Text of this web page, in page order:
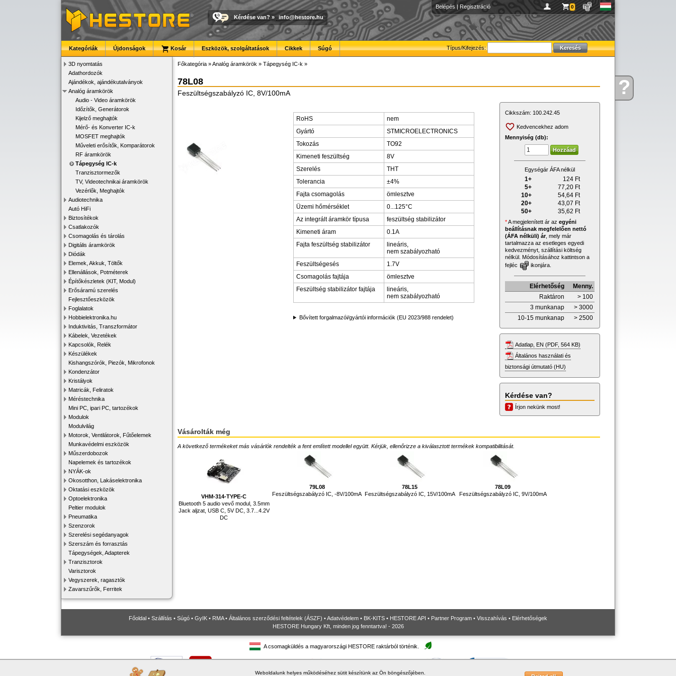
Kérdése?
Belépés | Regisztráció 0
Kérdése van? » info@hestore.hu
Típus/Kifejezés:
Kategóriák Újdonságok Kosár Eszközök, szolgáltatások Cikkek Súgó
3D nyomtatás
Adathordozók
Ajándékok, ajándékutalványok
Analóg áramkörök
Audio - Video áramkörök
Időzítők, Generátorok
Kijelző meghajtók
Mérő- és Konverter IC-k
MOSFET meghajtók
Műveleti erősítők, Komparátorok
RF áramkörök
Tápegység IC-k
Tranzisztormezők
TV, Videotechnikai áramkörök
Vezérlők, Meghajtók
Audiotechnika
Autó HiFi
Biztosítékok
Csatlakozók
Csomagolás és tárolás
Digitális áramkörök
Diódák
Elemek, Akkuk, Töltők
Ellenállások, Potméterek
Építőkészletek (KIT, Modul)
Erősáramú szerelés
Fejlesztőeszközök
Foglalatok
Hobbielektronika.hu
Induktivitás, Transzformátor
Kábelek, Vezetékek
Kapcsolók, Relék
Készülékek
Kishangszórók, Piezók, Mikrofonok
Kondenzátor
Kristályok
Matricák, Feliratok
Méréstechnika
Mini PC, ipari PC, tartozékok
Modulok
Modulvilág
Motorok, Ventilátorok, Fűtőelemek
Munkavédelmi eszközök
Műszerdobozok
Napelemek és tartozékok
NYÁK-ok
Okosotthon, Lakáselektronika
Oktatási eszközök
Optoelektronika
Peltier modulok
Pneumatika
Szenzorok
Szerelési segédanyagok
Szerszám és forrasztás
Tápegységek, Adapterek
Tranzisztorok
Varisztorok
Vegyszerek, ragasztók
Zavarszűrők, Ferritek
Főkategória »Analóg áramkörök » Tápegység IC-k »
78L08
Feszültségszabályzó IC, 8V/100mA
RoHS
nem
Gyártó
STMICROELECTRONICS
Tokozás
TO92
Kimeneti feszültség
8V
Szerelés
THT
Tolerancia
±4%
Fajta csomagolás
ömlesztve
Üzemi hőmérséklet
0...125°C
Az integrált áramkör típusa
feszültség stabilizátor
Kimeneti áram
0.1A
Fajta feszültség stabilizátor
lineáris,
nem szabályozható
Feszültségesés
1.7V
Csomagolás fajtája
ömlesztve
Feszültség stabilizátor fajtája
lineáris,
nem szabályozható
Bővített forgalmazói/gyártói információk (EU 2023/988 rendelet)
Cikkszám: 100.242.45
Kedvencekhez adom
Mennyiség (db):
Egységár ÁFA nélkül
1+ 124 Ft
5+
77,20 Ft
10+
54,64 Ft
20+
43,07 Ft
50+
35,62 Ft
*A megjelenített ár az egyéni
beállításnak megfelelően nettó
(ÁFA nélküli) ár, mely már
tartalmazza az esetleges egyedi
kedvezményt, szállítási költség
nélkül. Módosításához kattintson a
fejléc
ikonjára.
Elérhetőség
Menny.
Raktáron
> 100
3 munkanap
> 3000
10-15 munkanap
> 2500
Adatlap, EN (PDF, 564 KB)
Általános használati és
biztonsági útmutató (HU)
Kérdése van?
Írjon nekünk most!
Vásárolták még
A következő termékeket más vásárlók rendelték a fent említett modellel együtt. Kérjük, ellenőrizze a kiválasztott termékek kompatibilitását.
VHM-314-TYPE-C
Bluetooth 5 audio vevő modul, 3.5mm
Jack aljzat, USB C, 5V DC, 3.7...4.2V
DC
79L08
Feszültségszabályzó IC, -8V/100mA
78L15
Feszültségszabályzó IC, 15V/100mA
78L09
Feszültségszabályzó IC, 9V/100mA
Főoldal • Szállítás • Súgó • GyIK • RMA• Általános szerződési feltételek (ÁSZF) •Adatvédelem • BK-KITS • HESTORE API • Partner Program • Visszahívás • Elérhetőségek
HESTORE Hungary Kft, minden jog fenntartva! - 2026
Weboldalunk helyes működéséhez sütit készítünk az Ön böngészőjében.
A csomagküldés a magyarországi HESTORE raktárból történik.